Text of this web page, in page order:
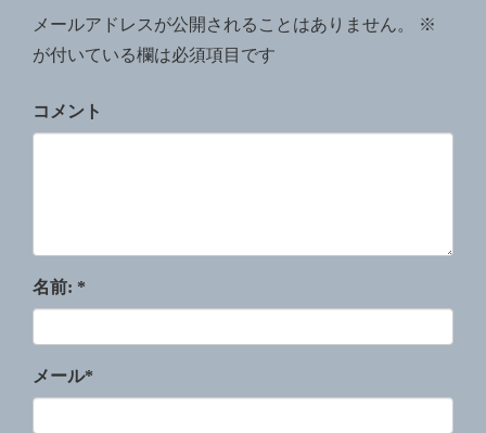
メールアドレスが公開されることはありません。
※
が付いている欄は必須項目です
コメント
名前: *
メール*